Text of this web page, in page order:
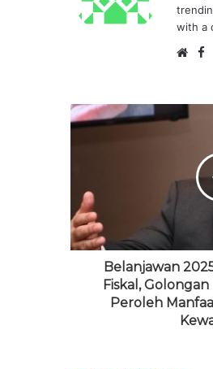
with a
b
s
e
Belanjawan
Fiskal,
Peroleh